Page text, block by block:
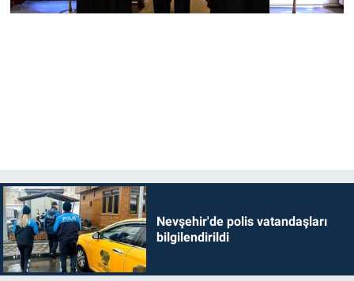
Nevşehir'de polis vatandaşları
bilgilendirildi